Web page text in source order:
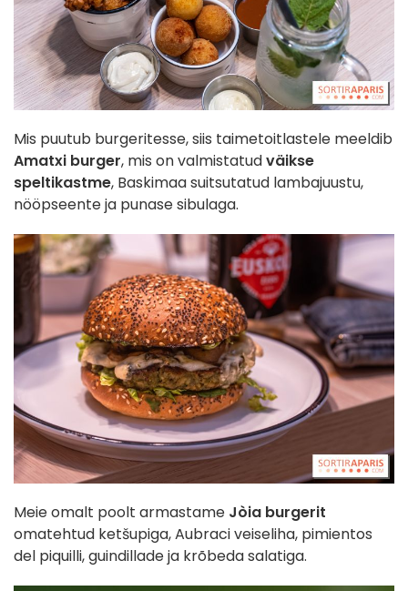
Mis puutub burgeritesse, siis taimetoitlastele meeldib
Amatxi burger, mis on valmistatudväikse
speltikastme, Baskimaa suitsutatud lambajuustu,
nööpseente ja punase sibulaga.
Meie omalt poolt armastame Jòia burgerit
omatehtud ketšupiga, Aubraci veiseliha, pimientos
del piquilli, guindillade ja krõbeda salatiga.